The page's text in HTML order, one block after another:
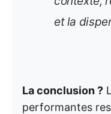
et la
La conclusion ?
performantes